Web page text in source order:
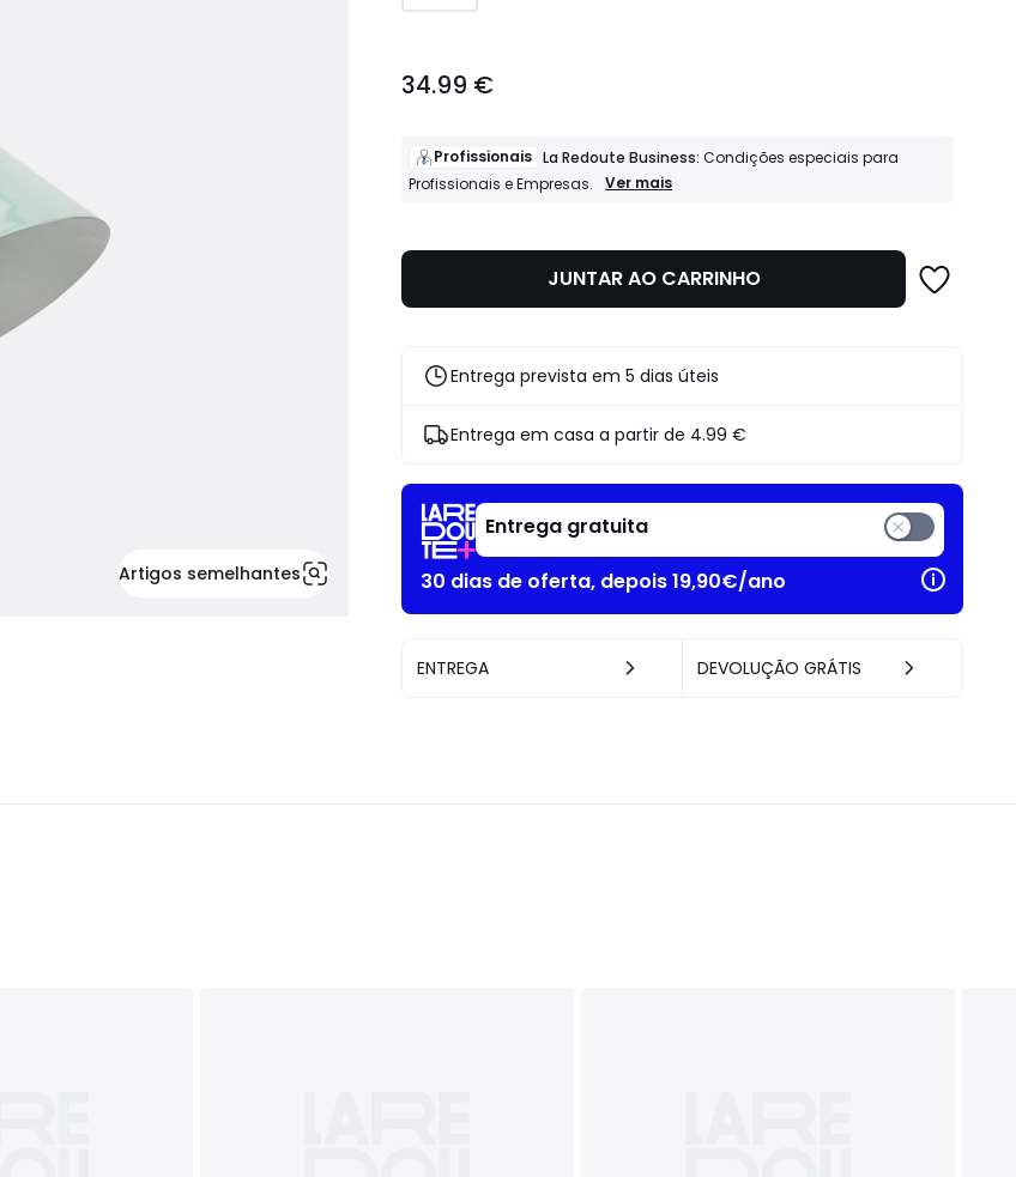
Artigos semelhantes
€.
34.99 €
Profissionais La Redoute Business:Condições especiais para
Profissionais e Empresas.
Profissionais
especiais
para
Empresas.
Ver mais
JUNTAR AO CARRINHO
Entrega prevista em 5 dias úteis
Entrega em casa a partir de 4.99 €
Entrega gratuita
30 dias de oferta, depois 19,90€/ano
ENTREGA DEVOLUÇÃO GRÁTIS